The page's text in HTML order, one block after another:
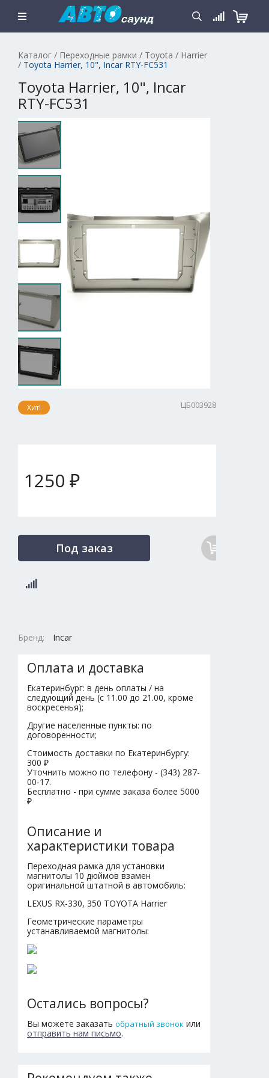
Каталог / Переходные рамки / Toyota / Harrier
/ Toyota Harrier, 10", Incar RTY-FC531
Toyota Harrier, 10", Incar
RTY-FC531
Хит! ЦБ003928
1250 ₽
Под заказ
Бренд: Incar
Оплата и доставка
Екатеринбург: в день оплаты / на
следующий день (с 11.00 до 21.00, кроме
воскресенья);
Другие населенные пункты: по
договоренности;
Стоимость доставки по Екатеринбургу:
300 ₽
Уточнить можно по телефону - (343) 287-
00-17.
Бесплатно - при сумме заказа более 5000
₽
Описание и
характеристики товара
Переходная рамка для установки
магнитолы 10 дюймов взамен
оригинальной штатной в автомобиль:
LEXUS RX-330, 350 TOYOTA Harrier
Геометрические параметры
устанавливаемой магнитолы:
Остались вопросы?
Вы можете заказать обратный звонок или
отправить нам письмо.